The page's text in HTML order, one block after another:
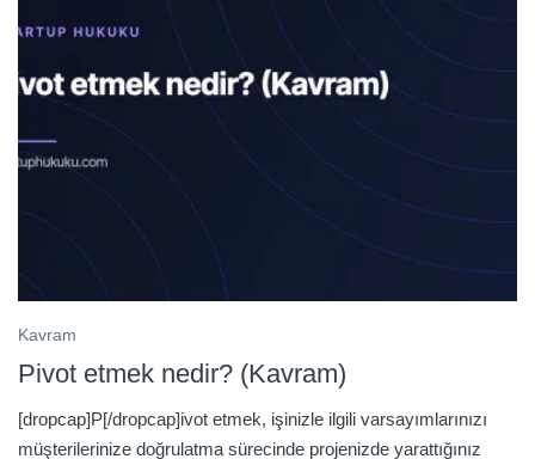
Kavram
Pivot etmek nedir? (Kavram)
[dropcap]P[/dropcap]ivot etmek, işinizle ilgili varsayımlarınızı
müşterilerinize doğrulatma sürecinde projenizde yarattığınız